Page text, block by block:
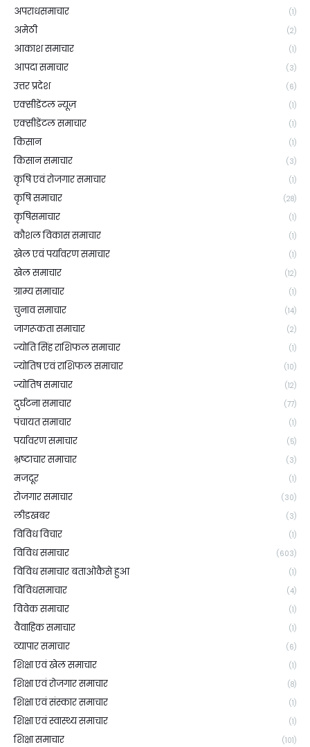
अपराधसमाचार (1)
अमेठी (2)
आकाश समाचार (1)
आपदा समाचार (3)
उत्तर प्रदेश (6)
एक्सीडेंटल न्यूज़ (1)
एक्सीडेंटल समाचार (1)
किसान (1)
किसान समाचार (3)
कृषि एवं रोजगार समाचार (1)
कृषि समाचार (28)
कृषिसमाचार (1)
कौशल विकास समाचार (1)
खेल एवं पर्यावरण समाचार (1)
खेल समाचार (12)
ग्राम्य समाचार (1)
चुनाव समाचार (14)
जागरूकता समाचार (2)
ज्योति सिंह राशिफल समाचार (1)
ज्योतिष एवं राशिफल समाचार (10)
ज्योतिष समाचार (12)
दुर्घटना समाचार (77)
पंचायत समाचार (1)
पर्यावरण समाचार (5)
भ्रष्टाचार समाचार (3)
मजदूर (1)
रोजगार समाचार (30)
लीडखबर (3)
विविध विचार (1)
विविध समाचार (603)
विविध समाचार बताओकैसे हुआ (1)
विविधसमाचार (4)
विवेक समाचार (1)
वैवाहिक समाचार (1)
व्यापार समाचार (6)
शिक्षा एवं खेल समाचार (1)
शिक्षा एवं रोजगार समाचार (8)
शिक्षा एवं संस्कार समाचार (1)
शिक्षा एवं स्वास्थ्य समाचार (1)
शिक्षा समाचार (101)